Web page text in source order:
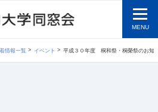
MENU
情報一覧 イベント 平成３０年度 桐和祭・桐榮祭のお知